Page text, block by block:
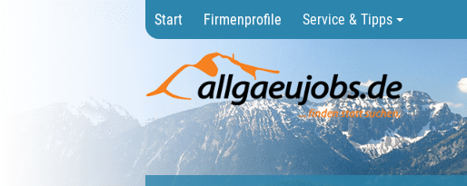
Start Firmenprofile Service & Tipps